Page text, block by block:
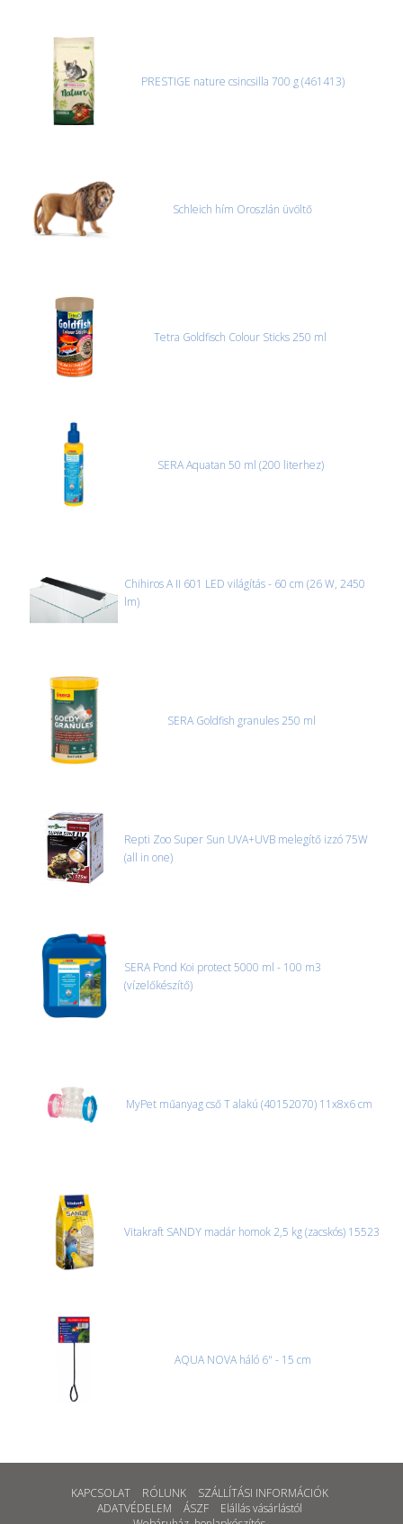
csak ebben az esetben tudjuk vállalni, ha a jegyzőkönyv elkészült,
és azonnal eljutott hozzánk az információ.
PRESTIGE nature csincsilla 700 g (461413)
Schleich hím Oroszlán üvöltő
Tetra Goldfisch Colour Sticks 250 ml
SERA Aquatan 50 ml (200 literhez)
Chihiros A II 601 LED világítás - 60 cm (26 W, 2450
lm)
SERA Goldfish granules 250 ml
Repti Zoo Super Sun UVA+UVB melegítő izzó 75W
(all in one)
SERA Pond Koi protect 5000 ml - 100 m3
(vízelőkészítő)
MyPet műanyag cső T alakú (40152070) 11x8x6 cm
Vitakraft SANDY madár homok 2,5 kg (zacskós) 15523
AQUA NOVA háló 6" - 15 cm
KAPCSOLAT RÓLUNK
SZÁLLÍTÁSI INFORMÁCIÓK
ADATVÉDELEM
ÁSZF
Elállás vásárlástól